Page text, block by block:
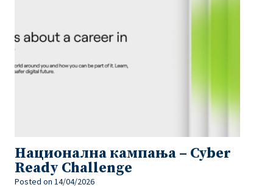
Национална кампања – Cyber
Ready Challenge
Posted on 14/04/2026